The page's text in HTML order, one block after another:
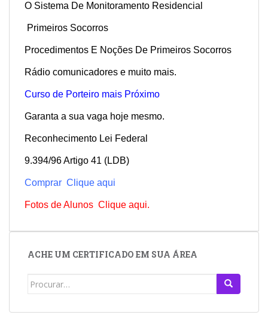
O Sistema De Monitoramento Residencial
Primeiros Socorros
Procedimentos E Noções De Primeiros Socorros
Rádio comunicadores e muito mais.
Curso de Porteiro mais Próximo
Garanta a sua vaga hoje mesmo.
Reconhecimento Lei Federal
9.394/96 Artigo 41 (LDB)
Comprar Clique aqui
Fotos de Alunos Clique aqui.
ACHE UM CERTIFICADO EM SUA ÁREA
Search